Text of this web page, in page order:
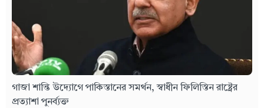
গাজা শান্তি উদ্যোগে পাকিস্তানের সমর্থন, স্বাধীন ফিলিস্তিন রাষ্ট্রের
প্রত্যাশা পুনর্ব্যক্ত